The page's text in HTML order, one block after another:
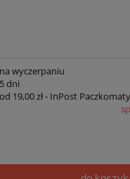
na wyczerpaniu
5 dni
od 19,00 zł- InPost